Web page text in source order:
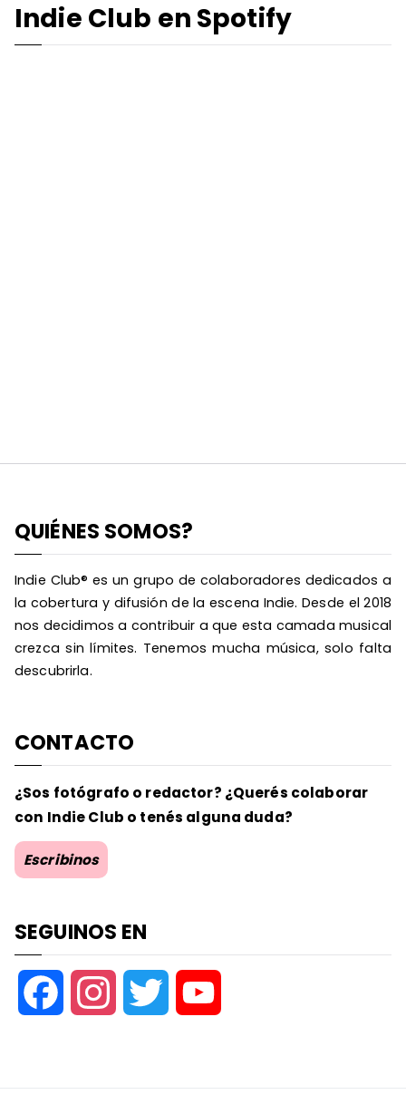
Indie Club en Spotify
QUIÉNES SOMOS?
Indie Club® es un grupo de colaboradores dedicados a
la cobertura y difusión de la escena Indie. Desde el 2018
nos decidimos a contribuir a que esta camada musical
crezca sin límites. Tenemos mucha música, solo falta
descubrirla.
CONTACTO
¿Sos fotógrafo o redactor? ¿Querés colaborar
con Indie Club o tenés alguna duda?
Escribinos
SEGUINOS EN